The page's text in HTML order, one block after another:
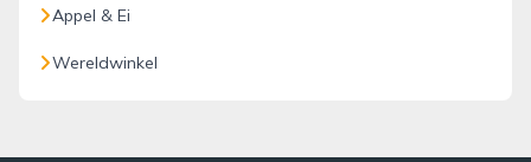
Appel & Ei
Wereldwinkel